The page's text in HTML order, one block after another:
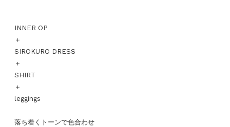
INNER OP
＋
SIROKURO DRESS
＋
SHIRT
＋
leggings
落ち着くトーンで色合わせ